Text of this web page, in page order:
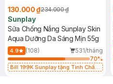
130.000 ₫234.000 ₫
Sunplay
Sữa Chống Nắng Sunplay Skin
Aqua Dưỡng Da Sáng Mịn 55g
4.9 (108)
531/tháng
70%
Bill 199K Sunplay tặng Tinh Chất